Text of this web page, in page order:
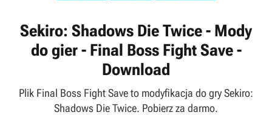
Sekiro: Shadows Die Twice - Mody
do gier - Final Boss Fight Save -
Download
Plik Final Boss Fight Save to modyfikacja do gry Sekiro:
Shadows Die Twice. Pobierz za darmo.